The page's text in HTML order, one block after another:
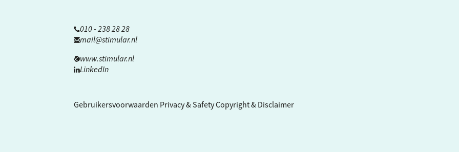
010 - 238 28 28
mail@stimular.nl
www.stimular.nl
LinkedIn
Gebruikersvoorwaarden Privacy & SafetyCopyright & Disclaimer